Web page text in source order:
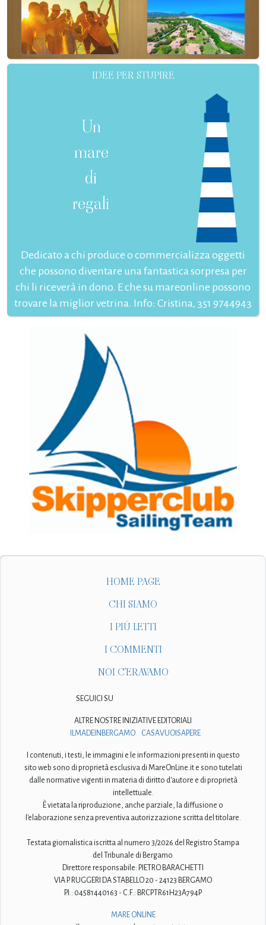
IDEE PER STUPIRE
Un
mare
di
regali
Dedicato a chi produce o commercializza oggetti
che possono diventare una fantastica sorpresa per
chi li riceverà in dono. E che su mareonline possono
trovare la miglior vetrina. Info: Cristina, 351 9744943
HOME PAGE
CHI SIAMO
I PIÙ LETTI
I COMMENTI
NOI C'ERAVAMO
SEGUICI SU
ALTRE NOSTRE INIZIATIVE EDITORIALI
ILMADEINBERGAMO
CASAVUOISAPERE
I contenuti, i testi, le immagini e le informazioni presenti in questo
sito web sono di proprietà esclusiva di MareOnLine.it e sono tutelati
dalle normative vigenti in materia di diritto d'autore e di proprietà
intellettuale.
È vietata la riproduzione, anche parziale, la diffusione o
l'elaborazione senza preventiva autorizzazione scritta del titolare.
Testata giornalistica iscritta al numero 3/2026 del Registro Stampa
del Tribunale di Bergamo.
Direttore responsabile: PIETRO BARACHETTI
VIA P. RUGGERI DA STABELLO 20 - 24123 BERGAMO
P.I.: 04581440163 - C.F.: BRCPTR61H23A794P
MARE ONLINE